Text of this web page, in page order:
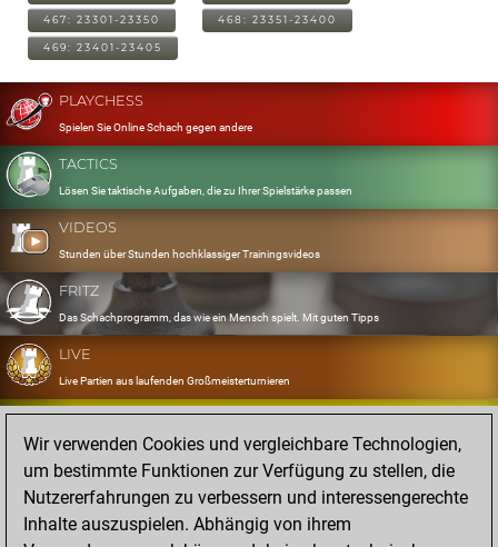
467: 23301-23350 468: 23351-23400
469: 23401-23405
PLAYCHESS
Spielen Sie Online Schach gegen andere
TACTICS
Lösen Sie taktische Aufgaben, die zu Ihrer Spielstärke passen
VIDEOS
Stunden über Stunden hochklassiger Trainingsvideos
FRITZ
Das Schachprogramm, das wie ein Mensch spielt. Mit guten Tipps
LIVE
Live Partien aus laufenden Großmeisterturnieren
OPENINGS
Erfassen und Üben Sie Ihr Eröffnungsrepertoire
DATABASE
Acht Millionen starke Partien
Wir verwenden Cookies und vergleichbare Technologien,
um bestimmte Funktionen zur Verfügung zu stellen, die
Nutzererfahrungen zu verbessern und interessengerechte
Inhalte auszuspielen. Abhängig von ihrem